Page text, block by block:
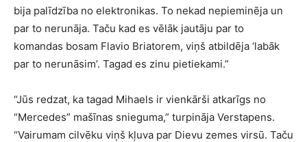
bija palīdzība no elektronikas. To nekad nepieminēja un
par to nerunāja. Taču kad es vēlāk jautāju par to
komandas bosam Flavio Briatorem, viņš atbildēja ‘labāk
par to nerunāsim’. Tagad es zinu pietiekami.”
“Jūs redzat, ka tagad Mihaels ir vienkārši atkarīgs no
“Mercedes” mašīnas snieguma,” turpināja Verstapens.
“Vairumam cilvēku viņš kļuva par Dievu zemes virsū. Taču